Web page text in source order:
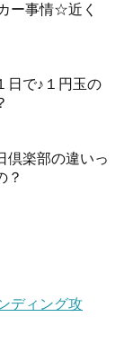
ー事情☆近く
日で♪１円玉の
倶楽部の違いっ
？
ディング攻